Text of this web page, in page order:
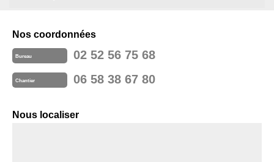
Nos coordonnées
Bureau 02 52 56 75 68
Chantier 06 58 38 67 80
Nous localiser